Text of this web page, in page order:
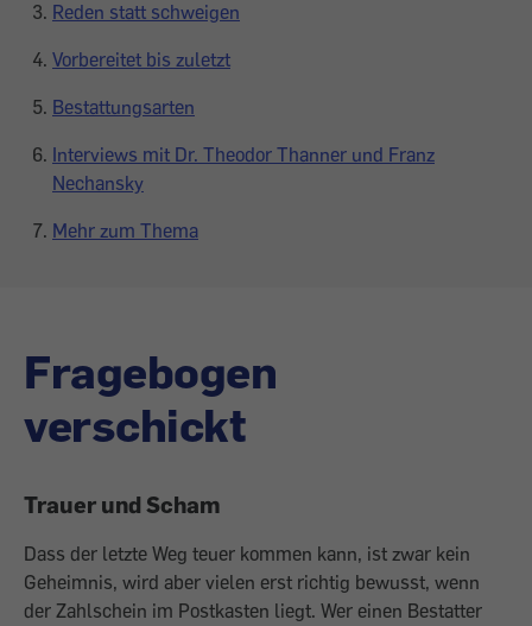
Reden statt schweigen
Vorbereitet bis zuletzt
Bestattungsarten
Interviews mit Dr. Theodor Thanner und Franz
Nechansky
Mehr zum Thema
Fragebogen
verschickt
Trauer und Scham
Dass der letzte Weg teuer kommen kann, ist zwar kein
Geheimnis, wird aber vielen erst richtig bewusst, wenn
der Zahlschein im Postkasten liegt. Wer einen Bestatter